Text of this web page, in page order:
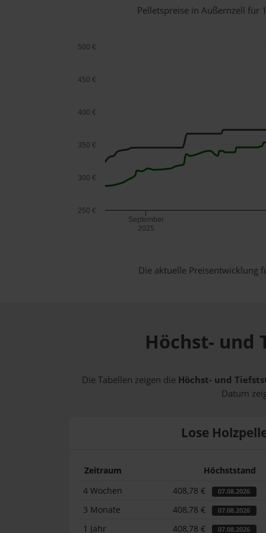
Pelletspreise in Außernzell für
September
2025
250 €
300 €
350 €
400 €
450 €
500 €
Die aktuelle Preisentwicklung
Höchst- und
Die Tabellen zeigen die Höchst- und
Datum
Lose
Zeitraum Höchststand
4 Wochen
408,78 € 07.08.2026
3 Monate 408,78 € 07.08.2026
1 Jahr 408,78 € 07.08.2026